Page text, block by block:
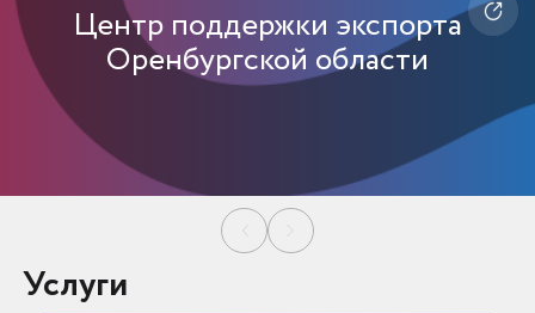
Центр поддержки экспорта
Оренбургской области
Услуги